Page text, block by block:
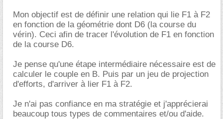
Mon objectif est de définir une relation qui lie F1 à F2
en fonction de la géométrie dont D6 (la course du
vérin). Ceci afin de tracer l'évolution de F1 en fonction
de la course D6.
Je pense qu'une étape intermédiaire nécessaire est de
calculer le couple en B. Puis par un jeu de projection
d'efforts, d'arriver à lier F1 à F2.
Je n'ai pas confiance en ma stratégie et j'apprécierai
beaucoup tous types de commentaires et/ou d'aide.